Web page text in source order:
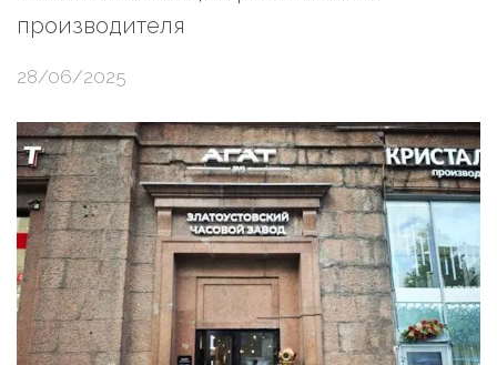
производителя
28/06/2025